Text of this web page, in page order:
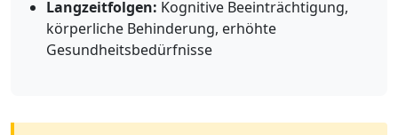
Langzeitfolgen: Kognitive Beeinträchtigung,
körperliche Behinderung, erhöhte
Gesundheitsbedürfnisse